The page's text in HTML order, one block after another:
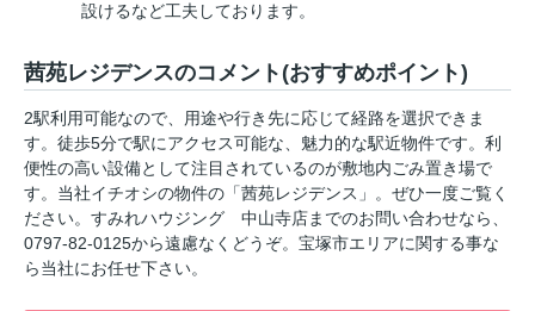
設けるなど工夫しております。
茜苑レジデンスのコメント(おすすめポイント)
2駅利用可能なので、用途や行き先に応じて経路を選択できま
す。徒歩5分で駅にアクセス可能な、魅力的な駅近物件です。利
便性の高い設備として注目されているのが敷地内ごみ置き場で
す。当社イチオシの物件の「茜苑レジデンス」。ぜひ一度ご覧く
ださい。すみれハウジング 中山寺店までのお問い合わせなら、
0797-82-0125から遠慮なくどうぞ。宝塚市エリアに関する事な
ら当社にお任せ下さい。